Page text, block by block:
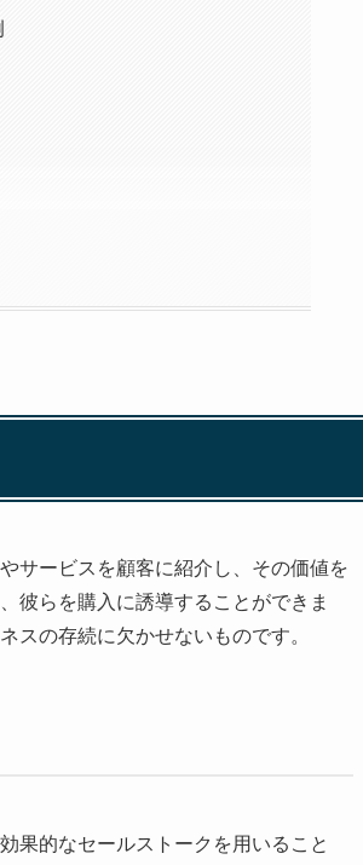
サービスを顧客に紹介し、その価値を
彼らを購入に誘導することができま
スの存続に欠かせないものです。
果的なセールストークを用いること